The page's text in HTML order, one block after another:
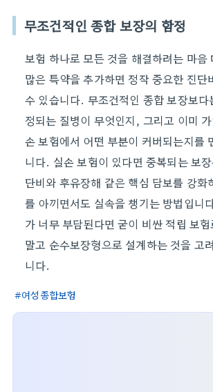
무조건적인 종합 보장의 함정
보험 하나로 모든 것을 해결하려는 마음
많은 특약을 추가하면 정작 중요한 진단
수 있습니다. 무조건적인 종합 보장보다
정되는 질병이 무엇인지, 그리고 이미
손 보험에서 어떤 부분이 커버되는지를
니다. 실손 보험이 있다면 중복되는 보
단비와 후유장해 같은 핵심 담보를 강화
를 아끼면서도 실속을 챙기는 방법입니
가 너무 부담된다면 굳이 비싼 적립 보
말고 순수보장형으로 설계하는 것을 고
니다.
여성종합보험